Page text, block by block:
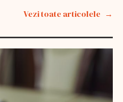
Vezi toate articolele